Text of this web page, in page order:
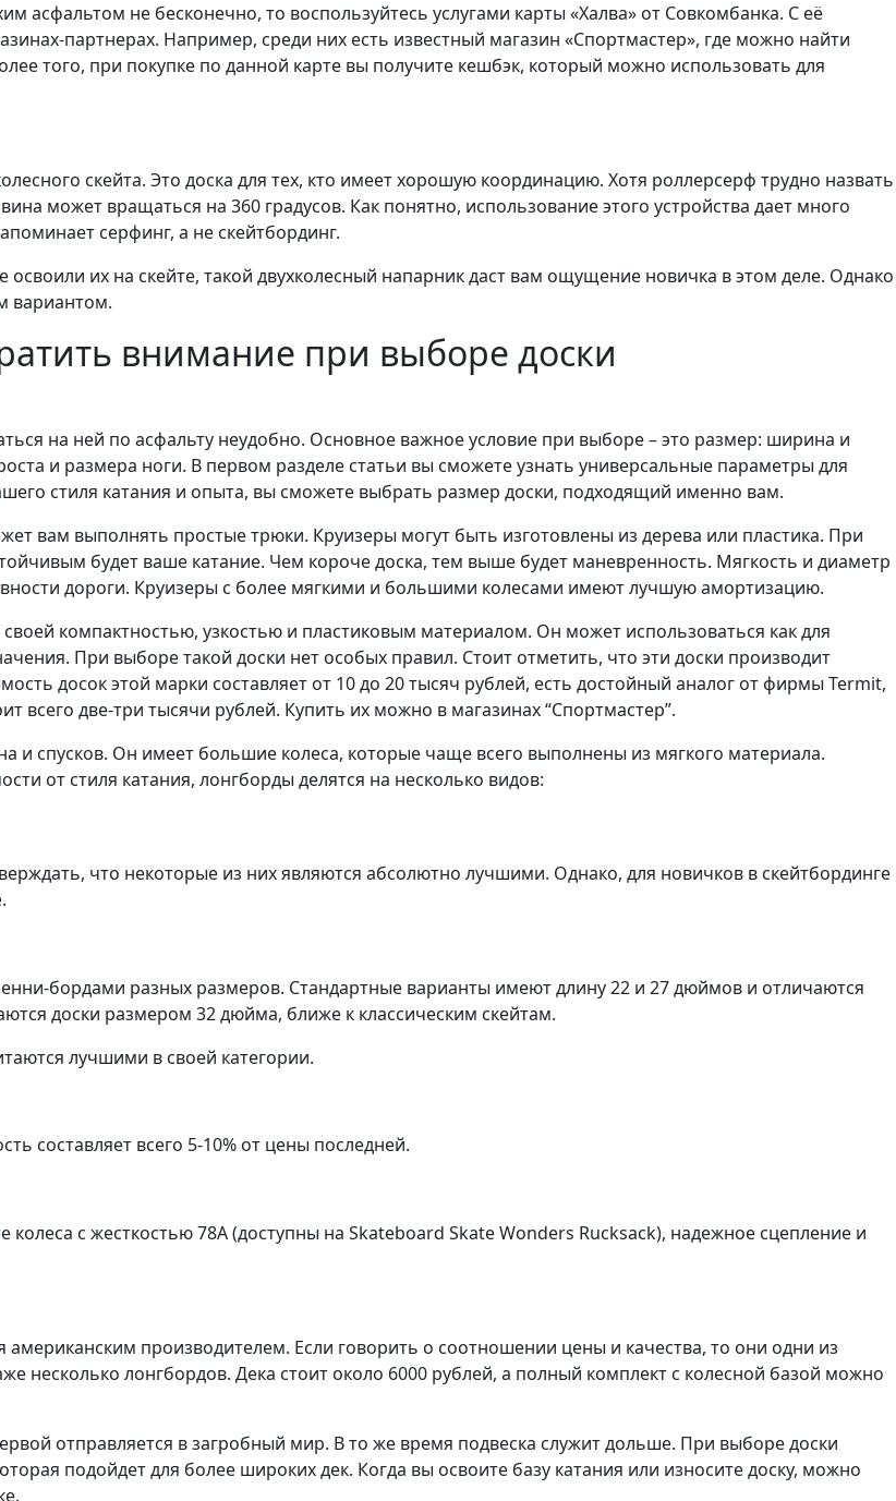
асфальтом не бесконечно, то воспользуйтесь услугами карты «Халва» от Совкомбанка. С её
партнерах. Например, среди них есть известный магазин «Спортмастер», где можно найти
того, при покупке по данной карте вы получите кешбэк, который можно использовать для
скейта. Это доска для тех, кто имеет хорошую координацию. Хотя роллерсерф трудно назвать
может вращаться на 360 градусов. Как понятно, использование этого устройства дает много
серфинг, а не скейтбординг.
их на скейте, такой двухколесный напарник даст вам ощущение новичка в этом деле. Однако
вариантом.
внимание при выборе доски
на ней по асфальту неудобно. Основное важное условие при выборе – это размер: ширина и
и размера ноги. В первом разделе статьи вы сможете узнать универсальные параметры для
стиля катания и опыта, вы сможете выбрать размер доски, подходящий именно вам.
вам выполнять простые трюки. Круизеры могут быть изготовлены из дерева или пластика. При
будет ваше катание. Чем короче доска, тем выше будет маневренность. Мягкость и диаметр
дороги. Круизеры с более мягкими и большими колесами имеют лучшую амортизацию.
компактностью, узкостью и пластиковым материалом. Он может использоваться как для
При выборе такой доски нет особых правил. Стоит отметить, что эти доски производит
досок этой марки составляет от 10 до 20 тысяч рублей, есть достойный аналог от фирмы Termit,
всего две-три тысячи рублей. Купить их можно в магазинах “Спортмастер”.
и спусков. Он имеет большие колеса, которые чаще всего выполнены из мягкого материала.
от стиля катания, лонгборды делятся на несколько видов:
что некоторые из них являются абсолютно лучшими. Однако, для новичков в скейтбординге
бордами разных размеров. Стандартные варианты имеют длину 22 и 27 дюймов и отличаются
доски размером 32 дюйма, ближе к классическим скейтам.
лучшими в своей категории.
составляет всего 5-10% от цены последней.
с жесткостью 78A (доступны на Skateboard Skate Wonders Rucksack), надежное сцепление и
американским производителем. Если говорить о соотношении цены и качества, то они одни из
несколько лонгбордов. Дека стоит около 6000 рублей, а полный комплект с колесной базой можно
отправляется в загробный мир. В то же время подвеска служит дольше. При выборе доски
подойдет для более широких дек. Когда вы освоите базу катания или износите доску, можно